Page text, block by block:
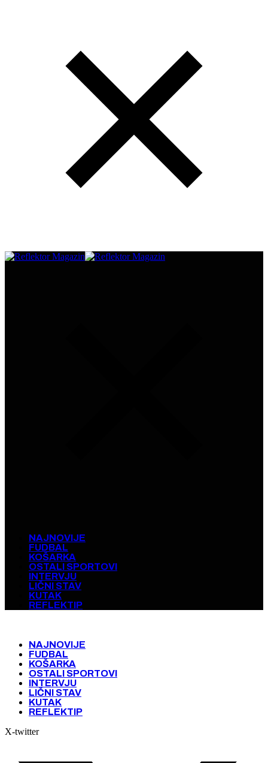
NAJNOVIJE
FUDBAL
KOŠARKA
OSTALI SPORTOVI
INTERVJU
LIČNI STAV
KUTAK
REFLEKTIP
NAJNOVIJE
FUDBAL
KOŠARKA
OSTALI SPORTOVI
INTERVJU
LIČNI STAV
KUTAK
REFLEKTIP
X-twitter